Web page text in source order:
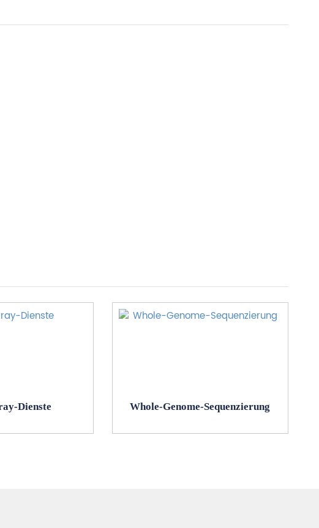
Dienste Whole-Genome-Sequenzierung